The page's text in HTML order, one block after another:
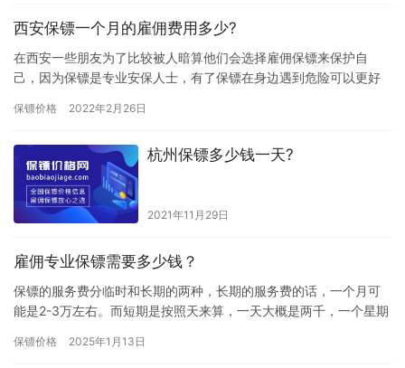
西安保镖一个月的雇佣费用多少?
在西安一些朋友为了比较被人暗算他们会选择雇佣保镖来保护自
己，因为保镖是专业安保人士，有了保镖在身边遇到危险可以更好
的朋友担…
保镖价格 2022年2月26日
杭州保镖多少钱一天?
2021年11月29日
雇佣专业保镖需要多少钱？
保镖的服务费分临时和长期的两种，长期的服务费的话，一个月可
能是2-3万左右。而短期是按照天来算，一天大概是两千，一个星期
险…
保镖价格 2025年1月13日